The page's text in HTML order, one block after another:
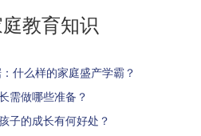
教育知识
什么样的家庭盛产学霸？
需做哪些准备？
子的成长有何好处？